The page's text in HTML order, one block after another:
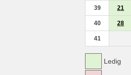
39 21
40 28
41
Ledig